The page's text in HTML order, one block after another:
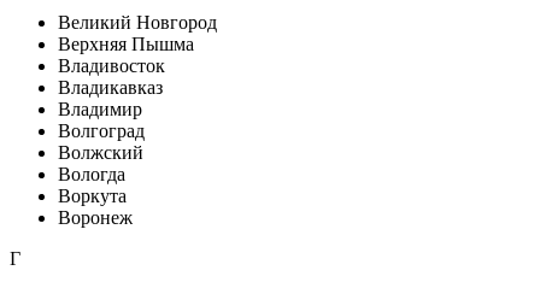
Великий Новгород
Верхняя Пышма
Владивосток
Владикавказ
Владимир
Волгоград
Волжский
Вологда
Воркута
Воронеж
Г